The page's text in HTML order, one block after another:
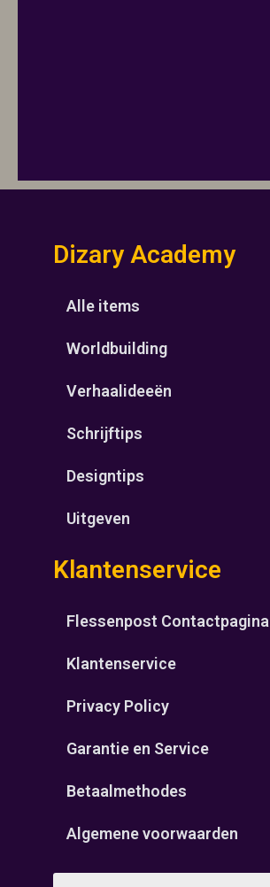
Dizary Academy
Alle items
Worldbuilding
Verhaalideeën
Schrijftips
Designtips
Uitgeven
Klantenservice
Flessenpost Contactpagina
Klantenservice
Privacy Policy
Garantie en Service
Betaalmethodes
Algemene voorwaarden